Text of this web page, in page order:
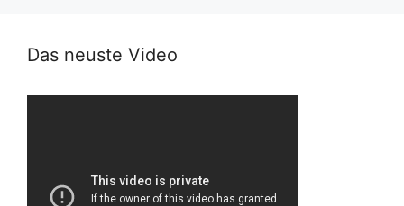
Das neuste Video